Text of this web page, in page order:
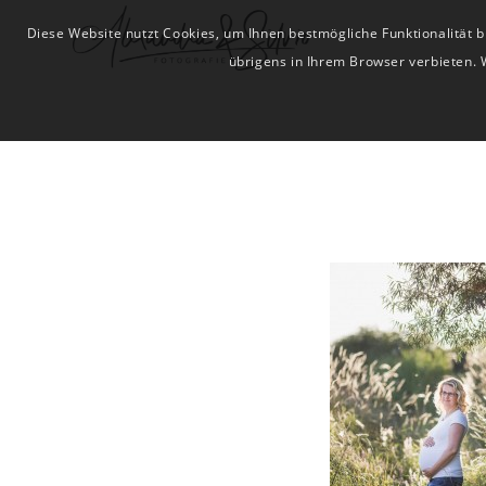
Diese Website nutzt Cookies, um Ihnen bestmögliche Funktionalität
übrigens in Ihrem Browser